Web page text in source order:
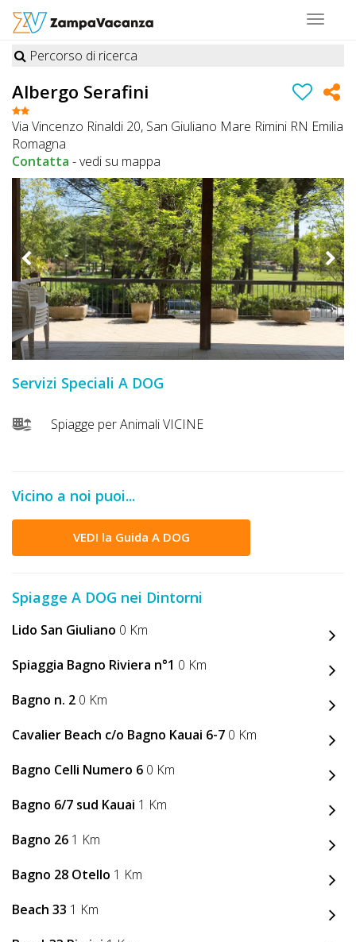
Toggle
STRUTTURE
DOG
LUOGHI
A
DOG
OFFERTE
A
INFO
DOG
CHIEDI
SCONTO
Tutorial
Lavora
con
Noi
Inserisci
Attività
Accedi
Percorso di ricerca
Albergo Serafini
Via Vincenzo Rinaldi 20, San Giuliano Mare Rimini RN Emilia
Romagna
Contatta -vedi su mappa
Servizi Speciali A DOG
Spiagge per Animali VICINE
Vicino a noi puoi...
VEDI la Guida A DOG
Spiagge A DOG nei Dintorni
Lido San Giuliano 0 Km
Spiaggia Bagno Riviera n°1 0 Km
Bagno n. 2 0 Km
Cavalier Beach c/o Bagno Kauai 6-7 0 Km
Bagno Celli Numero 6 0 Km
Bagno 6/7 sud Kauai 1 Km
Bagno 26 1 Km
Bagno 28 Otello 1 Km
Beach 33 1 Km